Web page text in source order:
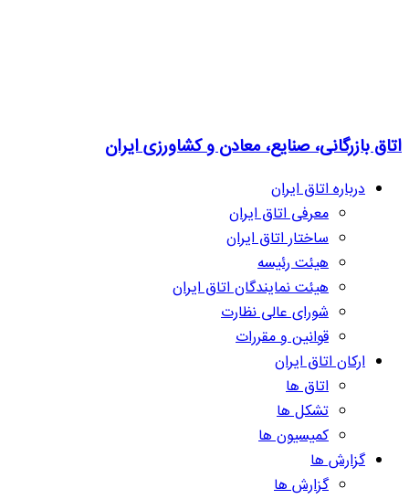
اتاق بازرگانی، صنایع، معادن و کشاورزی ایران
درباره اتاق ایران
معرفی اتاق ایران
ساختار اتاق ایران
هیئت رئیسه
هیئت نمایندگان اتاق ایران
شورای عالی نظارت
قوانین و مقررات
ارکان اتاق ایران
اتاق ها
تشکل ها
کمیسیون ها
گزارش ها
گزارش ها